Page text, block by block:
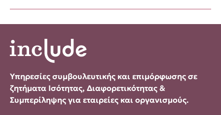
Υπηρεσίες συμβουλευτικής και επιμόρφωσης σε
ζητήματα Ισότητας, Διαφορετικότητας &
Συμπερίληψης για εταιρείες και οργανισμούς.